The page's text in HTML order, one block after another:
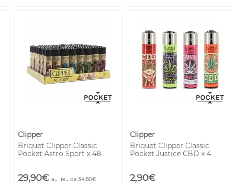
Clipper
Briquet Clipper Classic
Pocket Astro Sport x 48
29,90€ au lieu de 34,80€
Clipper
Briquet Clipper Classic
Pocket Justice CBD x 4
2,90€